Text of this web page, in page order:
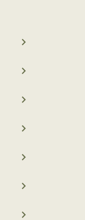
navigate_next
navigate_next
navigate_next
navigate_next
navigate_next
navigate_next
navigate_next